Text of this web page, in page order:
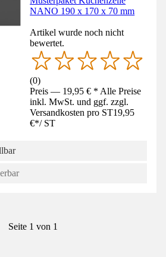
NANO 190 x 170 x 70 mm
Artikel wurde noch nicht
bewertet.
(0)
Preis — 19,95 € * Alle Preise
inkl. MwSt. und ggf. zzgl.
Versandkosten pro ST19,95
€*/ ST
Seite 1 von 1